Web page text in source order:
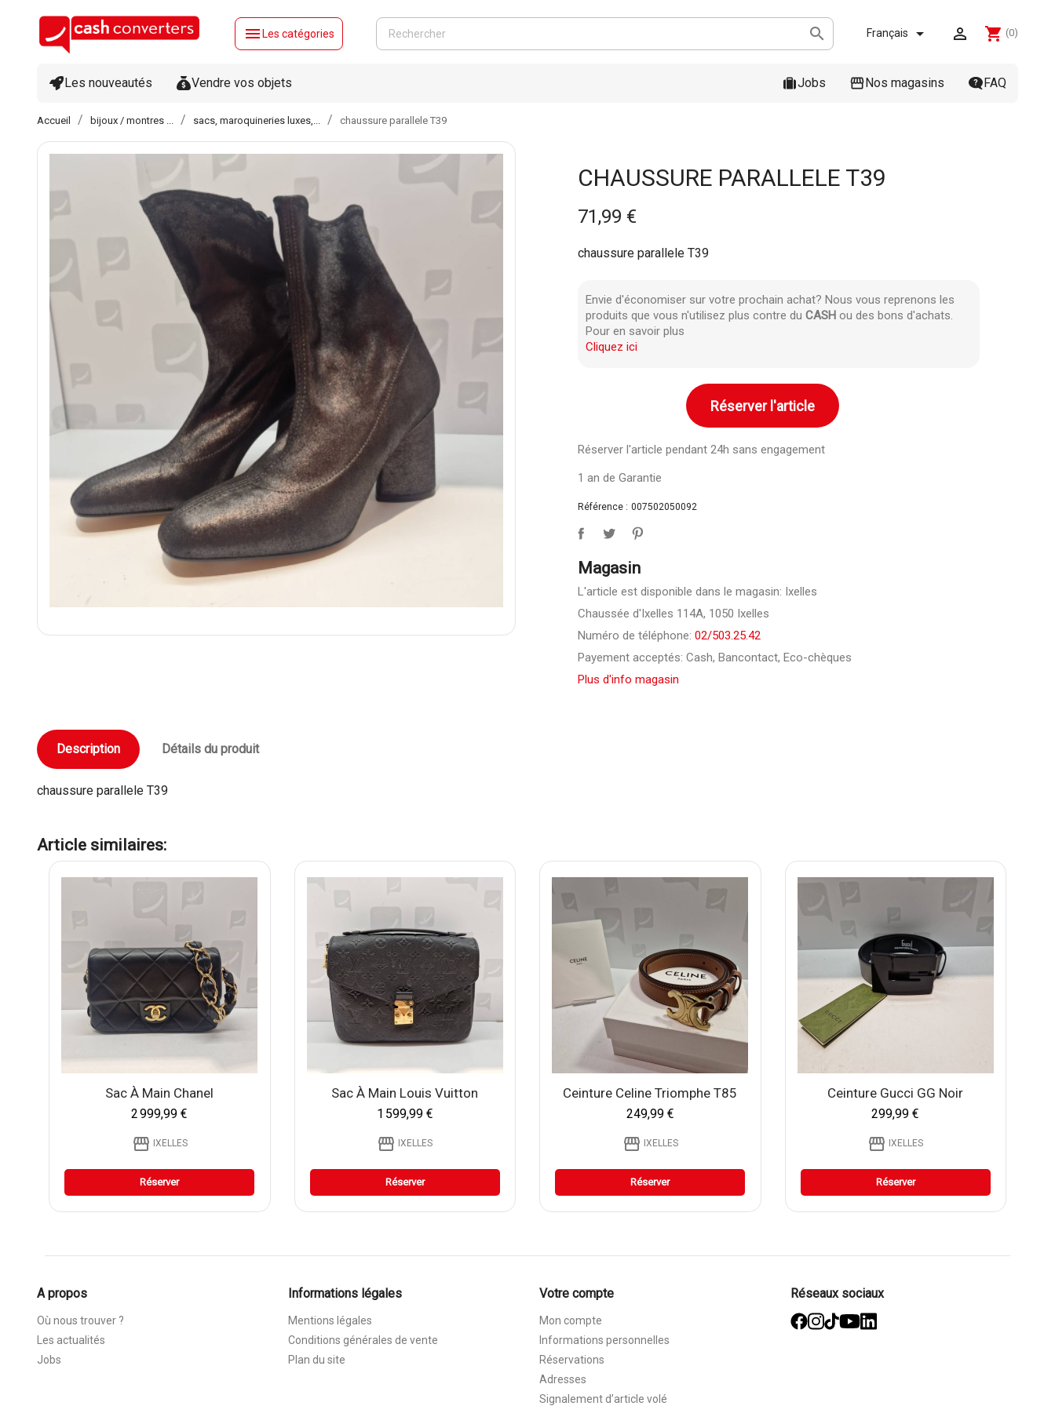
menu Les catégories  shopping_cart (0)
Français  
Les nouveautés Vendre vos objets Jobs Nos magasins FAQ
Accueil bijoux / montres ... sacs, maroquineries luxes,... chaussure parallele T39
CHAUSSURE PARALLELE T39
71,99 €
chaussure parallele T39
Envie d'économiser sur votre prochain achat? Nous vous reprenons les
produits que vous n'utilisez plus contre du CASH ou des bons d'achats.
Pour en savoir plus
Cliquez ici
Réserver l'article
Réserver l'article pendant 24h sans engagement
1 an de Garantie
Référence : 007502050092
Magasin
L'article est disponible dans le magasin: Ixelles
Chaussée d'Ixelles 114A, 1050 Ixelles
Numéro de téléphone: 02/503.25.42
Payement acceptés: Cash, Bancontact, Eco-chèques
Plus d'info magasin
Description Détails du produit
chaussure parallele T39
Article similaires:
Sac À Main Chanel
2 999,99 €
storefront IXELLES
Réserver
Sac À Main Louis Vuitton
1 599,99 €
storefront IXELLES
Réserver
Ceinture Celine Triomphe T85
249,99 €
storefront IXELLES
Réserver
Ceinture Gucci GG Noir
299,99 €
storefront IXELLES
Réserver
A propos
Où nous trouver ?
Les actualités
Jobs
Informations légales
Mentions légales
Conditions générales de vente
Plan du site
Votre compte
Mon compte
Informations personnelles
Réservations
Adresses
Signalement d’article volé
Réseaux sociaux
facebook
Instagram
TikTokYouTube
Linked